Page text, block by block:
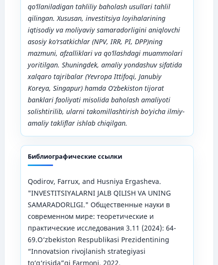
qo‘llaniladigan tahliliy baholash usullari tahlil
qilingan. Xususan, investitsiya loyihalarining
iqtisodiy va moliyaviy samaradorligini aniqlovchi
asosiy ko‘rsatkichlar (NPV, IRR, PI, DPP)ning
mazmuni, afzalliklari va qo‘llashdagi muammolari
yoritilgan. Shuningdek, amaliy yondashuv sifatida
xalqaro tajribalar (Yevropa Ittifoqi, Janubiy
Koreya, Singapur) hamda O‘zbekiston tijorat
banklari faoliyati misolida baholash amaliyoti
solishtirilib, ularni takomillashtirish bo‘yicha ilmiy-
amaliy takliflar ishlab chiqilgan.
Библиографические ссылки
Qodirov, Farrux, and Husniya Ergasheva.
"INVESTITSIYALARNI JALB QILISH VA UNING
SAMARADORLIGI." Общественные науки в
современном мире: теоретические и
практические исследования 3.11 (2024): 64-
69.O‘zbekiston Respublikasi Prezidentining
“Innovatsion rivojlanish strategiyasi
to‘g‘risida”gi Farmoni. 2022.